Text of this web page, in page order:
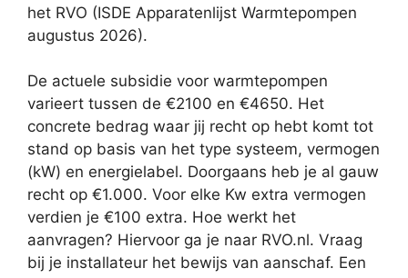
het RVO (ISDE Apparatenlijst Warmtepompen
augustus 2026).
De actuele subsidie voor warmtepompen
varieert tussen de €2100 en €4650. Het
concrete bedrag waar jij recht op hebt komt tot
stand op basis van het type systeem, vermogen
(kW) en energielabel. Doorgaans heb je al gauw
recht op €1.000. Voor elke Kw extra vermogen
verdien je €100 extra. Hoe werkt het
aanvragen? Hiervoor ga je naar RVO.nl. Vraag
bij je installateur het bewijs van aanschaf. Een